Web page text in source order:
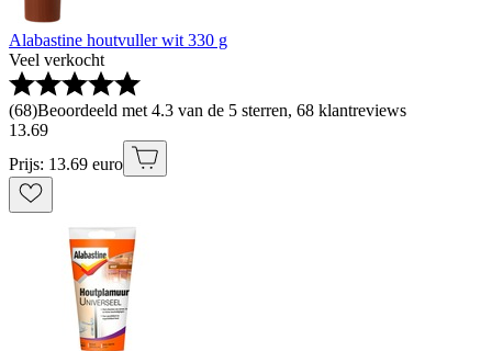
Alabastine houtvuller wit 330 g
Veel verkocht
(68)Beoordeeld met 4.3 van de 5 sterren, 68 klantreviews
13.69
Prijs: 13.69 euro